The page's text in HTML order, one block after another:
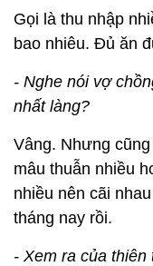
Gọi là thu nhập
bao nhiêu. Đủ ăn
- Nghe nói vợ
nhất làng?
Vâng. Nhưng
mâu thuẫn nhiều
nhiều nên cãi
tháng nay rồi.
- Xem ra của thiên